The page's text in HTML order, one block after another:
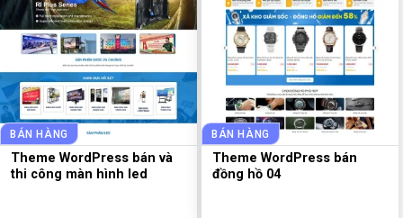
BÁN HÀNG
Theme WordPress bán và
thi công màn hình led
BÁN HÀNG
Theme WordPress bán
đồng hồ 04